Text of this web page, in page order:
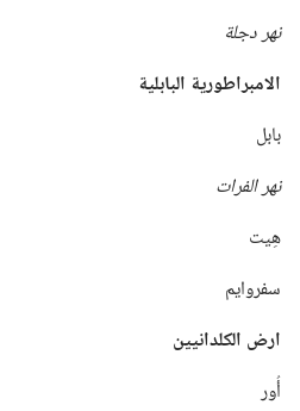
نهر دجلة
الامبراطورية البابلية
بابل
نهر الفرات
هِيت
سفروايم
ارض الكلدانيين
أُور